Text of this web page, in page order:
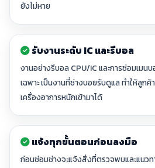
ยังไม่หาย
รับงานระดับ IC และรีบอล
งานอย่างรีบอล CPU/IC และการซ่อมเม
เฉพาะ เป็นงานที่ช่างบอยรับดูแล ทำให้ลูก
เครื่องอาการหนักเข้ามาได้
แจ้งทุกขั้นตอนก่อนลงมือ
ก่อนซ่อมช่างจะแจ้งสิ่งที่ตรวจพบและแนว